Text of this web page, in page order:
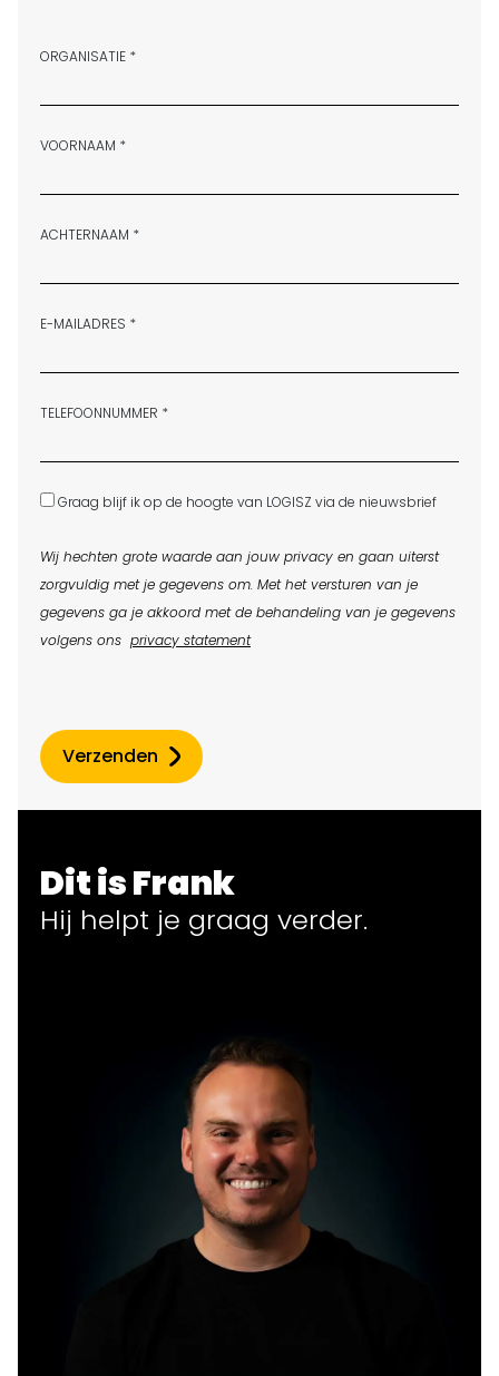
ORGANISATIE *
VOORNAAM *
ACHTERNAAM *
E-MAILADRES *
TELEFOONNUMMER *
Graag blijf ik op de hoogte van LOGISZ via de nieuwsbrief
Wij hechten grote waarde aan jouw privacy en gaan uiterst
zorgvuldig met je gegevens om. Met het versturen van je
gegevens ga je akkoord met de behandeling van je gegevens
volgens ons privacy statement
Verzenden
Dit is Frank
Hij helpt je graag verder.